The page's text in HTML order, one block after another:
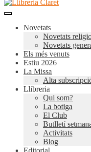
Novetats
Novetats
Novetats
Els més venuts
Estiu 2026
La Missa
Alta
Llibreria
Qui som?
La botiga
El Club
Butlletí
Activitats
Blog
Editorial